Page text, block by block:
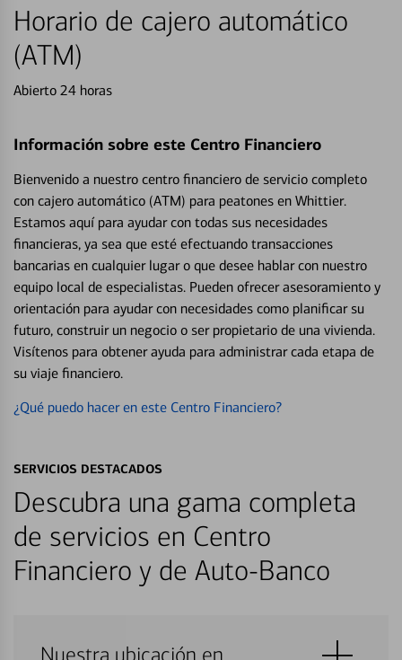
Horario de cajero automático
(ATM)
Abierto 24 horas
Información sobre este Centro Financiero
Bienvenido a nuestro centro financiero de servicio completo
con cajero automático (ATM) para peatones en Whittier.
Estamos aquí para ayudar con todas sus necesidades
financieras, ya sea que esté efectuando transacciones
bancarias en cualquier lugar o que desee hablar con nuestro
equipo local de especialistas. Pueden ofrecer asesoramiento y
orientación para ayudar con necesidades como planificar su
futuro, construir un negocio o ser propietario de una vivienda.
Visítenos para obtener ayuda para administrar cada etapa de
su viaje financiero.
¿Qué puedo hacer en este Centro Financiero?
SERVICIOS DESTACADOS
Descubra una gama completa
de servicios en Centro
Financiero y de Auto-Banco